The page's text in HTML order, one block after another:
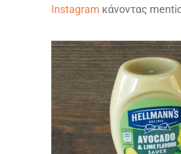
Instagram κάνοντας